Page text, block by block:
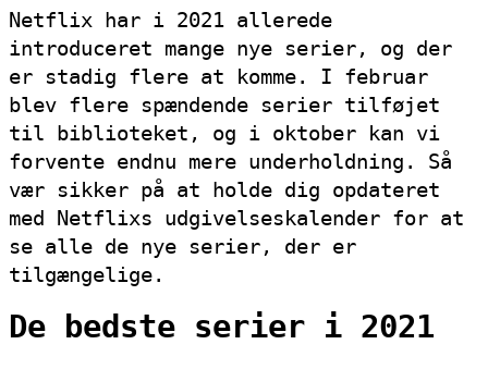
Netflix har i 2021 allerede
introduceret mange nye serier, og der
er stadig flere at komme. I februar
blev flere spændende serier tilføjet
til biblioteket, og i oktober kan vi
forvente endnu mere underholdning. Så
vær sikker på at holde dig opdateret
med Netflixs udgivelseskalender for at
se alle de nye serier, der er
tilgængelige.
De bedste serier i 2021